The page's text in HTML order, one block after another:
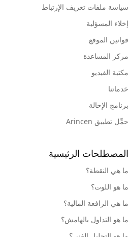
سياسة ملفات تعريف الإرتباط
إخلاء المسؤلية
قوانين الموقع
مركز المساعدة
مكتبة الفيديو
خدماتنا
برنامج الإحالة
حمِّل تطبيق Arincen
المصطلحات الرئيسية
ما هي النقطة؟
ما هو اللوت؟
ما هي الرافعة المالية؟
ما هو التداول بالهامش؟